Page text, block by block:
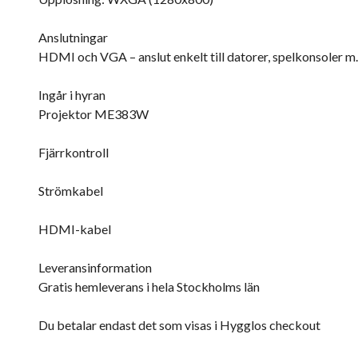
Anslutningar
HDMI och VGA – anslut enkelt till datorer, spelkonsoler
Ingår i hyran
Projektor ME383W
Fjärrkontroll
Strömkabel
HDMI-kabel
Leveransinformation
Gratis hemleverans i hela Stockholms län
Du betalar endast det som visas i Hygglos checkout